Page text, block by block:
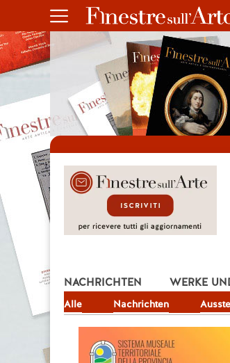
NACHRICHTEN
Alle Nachrichten
WERKE
JOB